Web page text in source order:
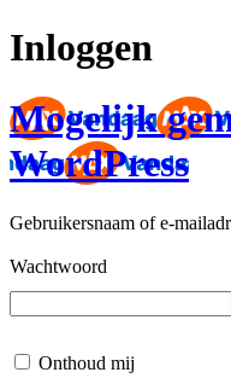
Inloggen
Mogelijk
WordPress
Gebruikersnaam of e-
Wachtwoord
Onthoud mij